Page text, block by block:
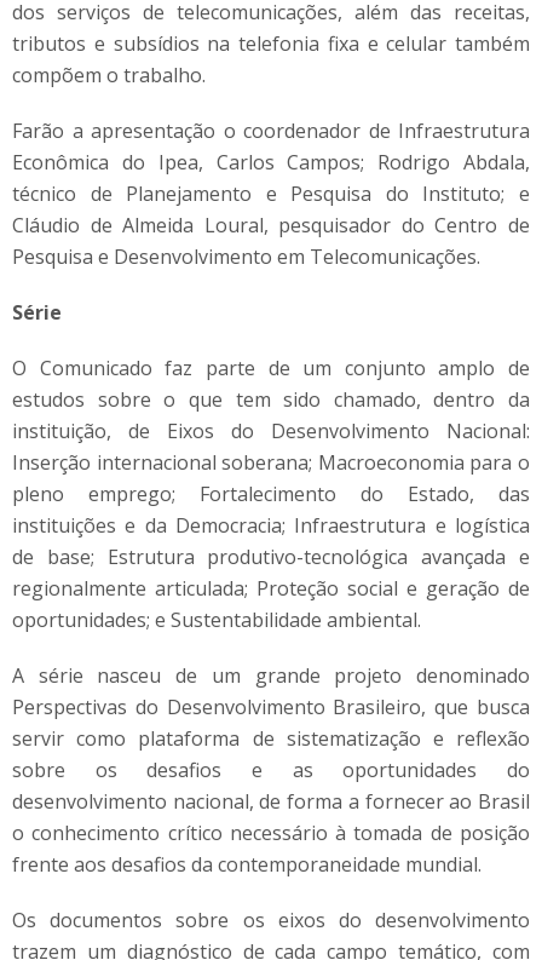
dos serviços de telecomunicações, além das receitas,
tributos e subsídios na telefonia fixa e celular também
compõem o trabalho.
Farão a apresentação o coordenador de Infraestrutura
Econômica do Ipea, Carlos Campos; Rodrigo Abdala,
técnico de Planejamento e Pesquisa do Instituto; e
Cláudio de Almeida Loural, pesquisador do Centro de
Pesquisa e Desenvolvimento em Telecomunicações.
Série
O Comunicado faz parte de um conjunto amplo de
estudos sobre o que tem sido chamado, dentro da
instituição, de Eixos do Desenvolvimento Nacional:
Inserção internacional soberana; Macroeconomia para o
pleno emprego; Fortalecimento do Estado, das
instituições e da Democracia; Infraestrutura e logística
de base; Estrutura produtivo-tecnológica avançada e
regionalmente articulada; Proteção social e geração de
oportunidades; e Sustentabilidade ambiental.
A série nasceu de um grande projeto denominado
Perspectivas do Desenvolvimento Brasileiro, que busca
servir como plataforma de sistematização e reflexão
sobre os desafios e as oportunidades do
desenvolvimento nacional, de forma a fornecer ao Brasil
o conhecimento crítico necessário à tomada de posição
frente aos desafios da contemporaneidade mundial.
Os documentos sobre os eixos do desenvolvimento
trazem um diagnóstico de cada campo temático, com